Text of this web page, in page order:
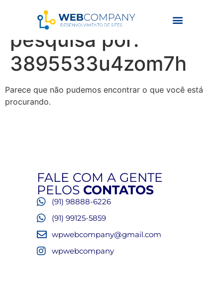
Resultados da
pesquisa por:
3895533u4zom7h
Parece que não pudemos encontrar o que você está
procurando.
FALE COM A GENTE
PELOS CONTATOS
(91) 98888-6226
(91) 99125-5859
wpwebcompany@gmail.com
wpwebcompany